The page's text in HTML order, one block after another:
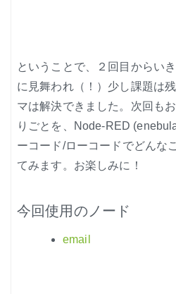
ということで、２回目からい
に見舞われ（！）少し課題は
マは解決できました。次回も
りごとを、Node-RED
ーコード/ローコードでどんな
てみます。お楽しみに！
今回使用のノード
email